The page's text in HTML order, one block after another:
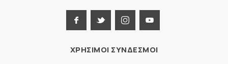
ΧΡΗΣΙΜΟΙ ΣΥΝΔΕΣΜΟΙ